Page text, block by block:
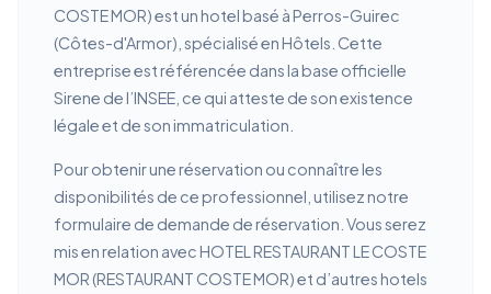
COSTE MOR) est un hotel basé à Perros-Guirec
(Côtes-d'Armor), spécialisé en Hôtels. Cette
entreprise est référencée dans la base officielle
Sirene de l’INSEE, ce qui atteste de son existence
légale et de son immatriculation.
Pour obtenir une réservation ou connaître les
disponibilités de ce professionnel, utilisez notre
formulaire de demande de réservation. Vous serez
mis en relation avec HOTEL RESTAURANT LE COSTE
MOR (RESTAURANT COSTE MOR) et d’autres hotels